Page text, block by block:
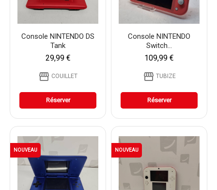
Console NINTENDO DS
Tank
29,99 €
storefront COUILLET
Réserver
Console NINTENDO
Switch...
109,99 €
storefront TUBIZE
Réserver
NOUVEAU NOUVEAU